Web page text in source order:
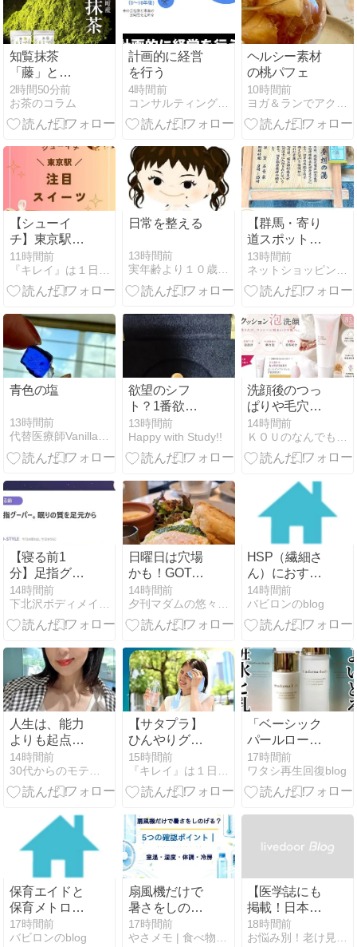
知覧抹茶
「藤」と
「葵」はどち
らを選ぶ？
679件の評価
で分かった目
的別の答え
2時間50分前
お茶のコラム
計画的に経営
を行う
4時間前
コンサルティングオフィス服部
ヘルシー素材
の桃パフェ
10時間前
【シューイ
チ】東京駅注
目スイーツ～
COCORIS(コ
コリス) ～
11時間前
日常を整える
13時間前
【群馬・寄り
道スポット】
四万温泉発祥
の地で激熱の
足湯！？薬師
康祈願♩
13時間前
青色の塩
13時間前
代替医療師Vanillaのブログ
欲望のシフ
ト？1番欲し
いものの変遷
～
13時間前
Happy with Study!!
洗顔後のつっ
ぱりや毛穴・
くすみに悩む
方必見！RF28
クリーミーフ
シュEXの濃密
美容泡効果と
は？
14時間前
【寝る前1
分】足指グー
パー。眠りの
質を足元から
14時間前
日曜日は穴場
かも！GOTTA
のモーニング
滑り込み～♪
14時間前
HSP（繊細さ
ん）におすす
めの仕事と
は？続かない
理由と「本当
の探し方
14時間前
バビロンのblog
人生は、能力
よりも起点で
決まる。
14時間前
【サタプラ】
ひんやりグッ
ズ～ベルモン
ド、ロゴス、
ドン・キホー
15時間前
「ベーシック
パールローシ
ョン/ベーシッ
ク パールミル
ク」
17時間前
ワタシ再生回復blog
保育エイドと
保育メトロの
違い｜人間関
係を変える
17時間前
バビロンのblog
扇風機だけで
暑さをしのげ
る？5つの確
認ポイント｜
17時間前
やさメモ | 食べ物の栄養・免疫・薬の情報をご提供します
【医学誌にも
掲載！日本初
の成分をW配
合「リペアジ
18時間前
お悩み別！老け見え対策ナビ